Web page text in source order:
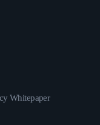
Whitepaper